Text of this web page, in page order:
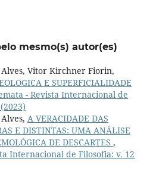
mesmo(s) autor(es)
Vitor Kirchner Fiorin,
E SUPERFICIALIDADE
- Revista Internacional de
A VERACIDADE DAS
E DISTINTAS: UMA ANÁLISE
DE DESCARTES ,
Internacional de Filosofia: v. 12